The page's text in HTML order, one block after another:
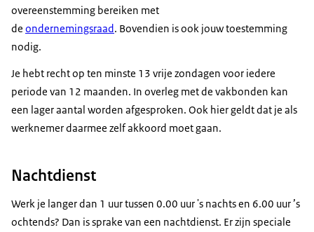
overeenstemming bereiken met
de ondernemingsraad. Bovendien is ook jouw toestemming
nodig.
Je hebt recht op ten minste 13 vrije zondagen voor iedere
periode van 12 maanden. In overleg met de vakbonden kan
een lager aantal worden afgesproken. Ook hier geldt dat je als
werknemer daarmee zelf akkoord moet gaan.
Nachtdienst
Werk je langer dan 1 uur tussen 0.00 uur 's nachts en 6.00 uur ’s
ochtends? Dan is sprake van een nachtdienst. Er zijn speciale